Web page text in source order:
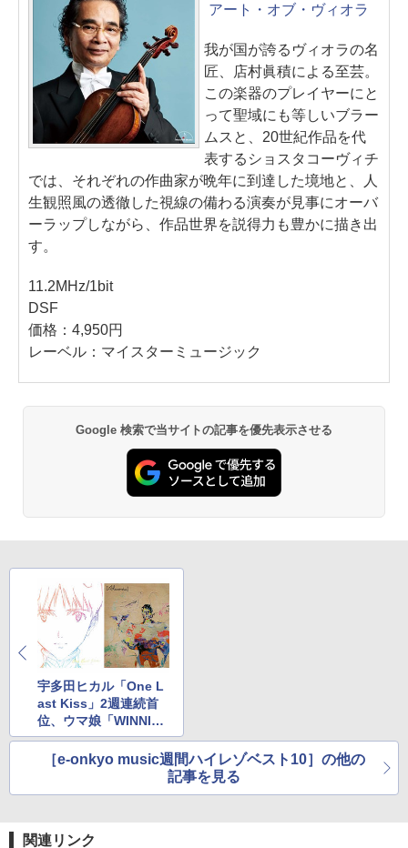
アート・オブ・ヴィオラ
我が国が誇るヴィオラの名
匠、店村眞積による至芸。
この楽器のプレイヤーにと
って聖域にも等しいブラー
ムスと、20世紀作品を代
表するショスタコーヴィチ
では、それぞれの作曲家が晩年に到達した境地と、人
生観照風の透徹した視線の備わる演奏が見事にオーバ
ーラップしながら、作品世界を説得力も豊かに描き出
す。
11.2MHz/1bit
DSF
価格：4,950円
レーベル：マイスターミュージック
Google 検索で当サイトの記事を優先表示させる
宇多田ヒカル「One L
ast Kiss」2週連続首
位、ウマ娘「WINNIN
G LIVE 01」(3月12日
～3月18日)
［e-onkyo music週間ハイレゾベスト10］の他の
記事を見る
関連リンク